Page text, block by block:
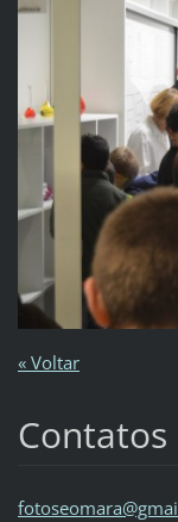
« Voltar
Contatos
fotoseomara@gmai